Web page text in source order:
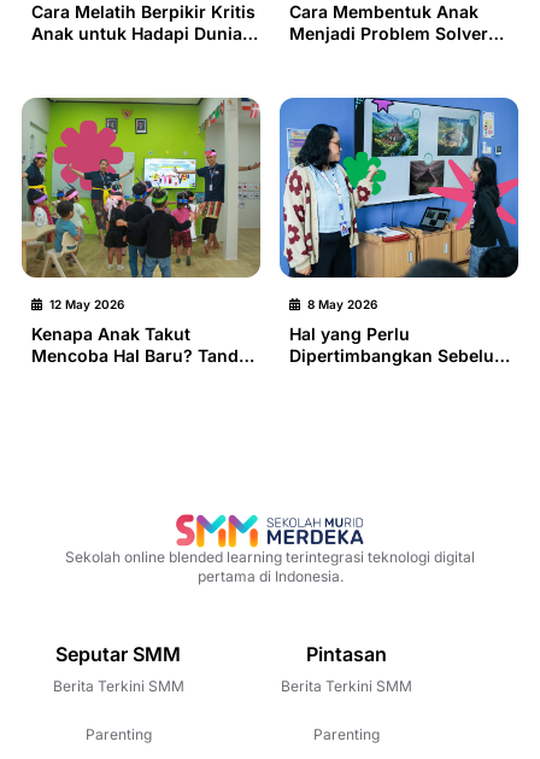
Cara Melatih Berpikir Kritis
Anak untuk Hadapi Dunia
Cara Membentuk Anak
Menjadi Problem Solver
Kenapa Anak Takut
Mencoba Hal Baru? Tanda
12 May 2026
Hal yang Perlu
Dipertimbangkan Sebelum
8 May 2026
Sekolah online blended learning terintegrasi teknologi digital
pertama di Indonesia.
Seputar SMM
Berita Terkini SMM
Parenting
Pintasan
Berita Terkini SMM
Parenting